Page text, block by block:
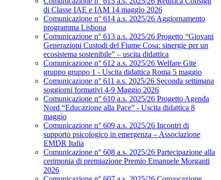
di Classe IAE e IAM 14 maggio 2026
Comunicazione n° 614 a.s. 2025/26 Aggiornamento
programma Lisbona
Comunicazione n° 613 a.s. 2025/26 Progetto “Giovani
Generazioni Custodi del Fiume Cosa: sinergie per un
ecosistema sostenibile” – uscita didattica
Comunicazione n° 612 a.s. 2025/26 Welfare Gite
gruppo gruppo 1 - Uscita didattica Roma 5 maggio
Comunicazione n° 611 a.s. 2025/26 Seconda settimana
soggiorni formativi 4-9 Maggio 2026
Comunicazione n° 610 a.s. 2025/26 Progetto Agenda
Nord “Educazione alla Pace” - Uscita didattica 8
maggio
Comunicazione n° 609 a.s. 2025/26 Incontri di
supporto psicologico in emergenza – Associazione
EMDR Italia
Comunicazione n° 608 a.s. 2025/26 Partecipazione alla
cerimonia di premiazione Premio Emanuele Morganti
2026